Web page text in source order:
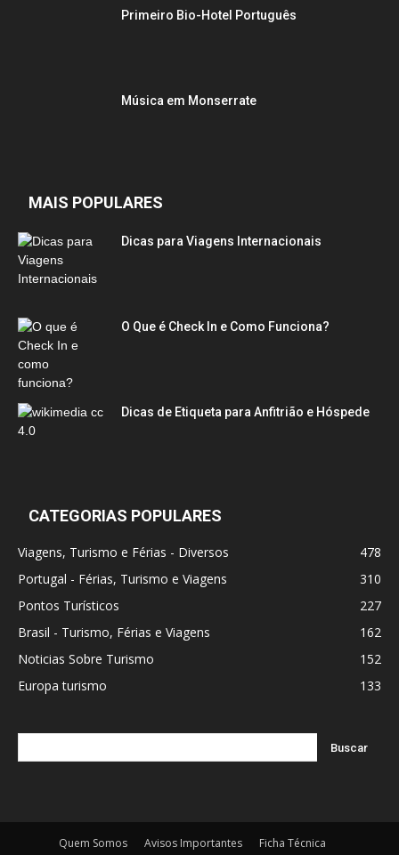
Primeiro Bio-Hotel Português
Música em Monserrate
MAIS POPULARES
Dicas para Viagens Internacionais
O Que é Check In e Como Funciona?
Dicas de Etiqueta para Anfitrião e Hóspede
CATEGORIAS POPULARES
Viagens, Turismo e Férias - Diversos
478
Portugal - Férias, Turismo e Viagens
310
Pontos Turísticos
227
Brasil - Turismo, Férias e Viagens
162
Noticias Sobre Turismo
152
Europa turismo
133
Quem Somos Avisos Importantes
Ficha Técnica